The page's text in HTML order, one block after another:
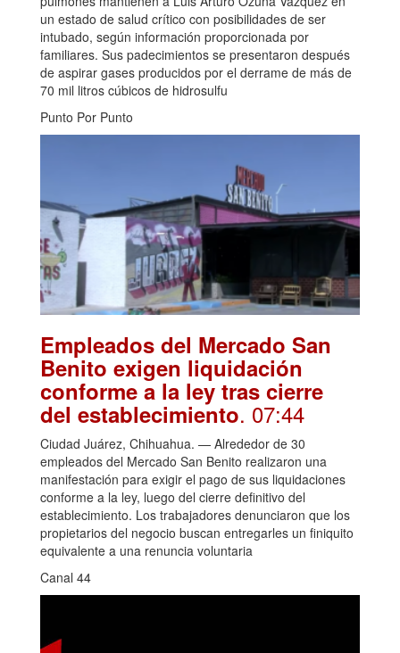
un estado de salud crítico con posibilidades de ser
intubado, según información proporcionada por
familiares. Sus padecimientos se presentaron después
de aspirar gases producidos por el derrame de más de
70 mil litros cúbicos de hidrosulfu
Punto Por Punto
Empleados del Mercado San
Benito exigen liquidación
conforme a la ley tras cierre
del establecimiento. 07:44
Ciudad Juárez, Chihuahua. — Alrededor de 30
empleados del Mercado San Benito realizaron una
manifestación para exigir el pago de sus liquidaciones
conforme a la ley, luego del cierre definitivo del
establecimiento. Los trabajadores denunciaron que los
propietarios del negocio buscan entregarles un finiquito
equivalente a una renuncia voluntaria
Canal 44